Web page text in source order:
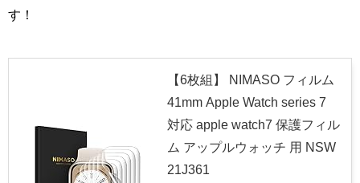
す！
【6枚組】 NIMASO フィルム
41mm Apple Watch series 7
対応 apple watch7 保護フィル
ム アップルウォッチ 用 NSW
21J361